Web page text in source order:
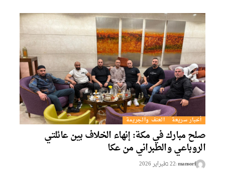
أخبار سريعة العنف والجريمة
صلح مبارك في مكة: إنهاء الخلاف بين عائلتي
الروباعي والطبراني من عكا
mansorf 22 בفبراير 2026